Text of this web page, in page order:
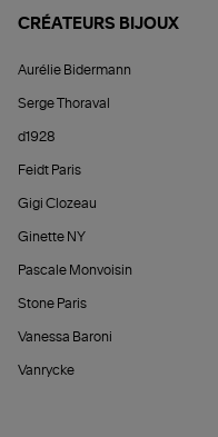
CRÉATEURS BIJOUX
Aurélie Bidermann
Serge Thoraval
d1928
Feidt Paris
Gigi Clozeau
Ginette NY
Pascale Monvoisin
Stone Paris
Vanessa Baroni
Vanrycke